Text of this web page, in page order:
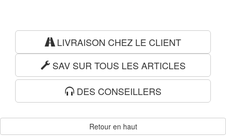
LIVRAISON CHEZ LE CLIENT
SAV SUR TOUS LES ARTICLES
DES CONSEILLERS
Retour en haut